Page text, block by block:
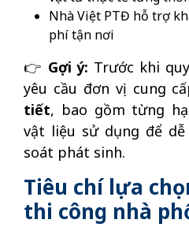
Nhà Việt PTĐ hỗ trợ
phí tận nơi
👉 Gợi ý: Trước khi
yêu cầu đơn vị cung
tiết, bao gồm từng
vật liệu sử dụng để
soát phát sinh.
Tiêu chí lựa
thi công nhà